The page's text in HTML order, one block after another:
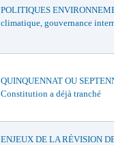
POLITIQUES
climatique, gouvernance
QUINQUENNAT OU
Constitution a déjà tranché
ENJEUX DE LA RÉVISION